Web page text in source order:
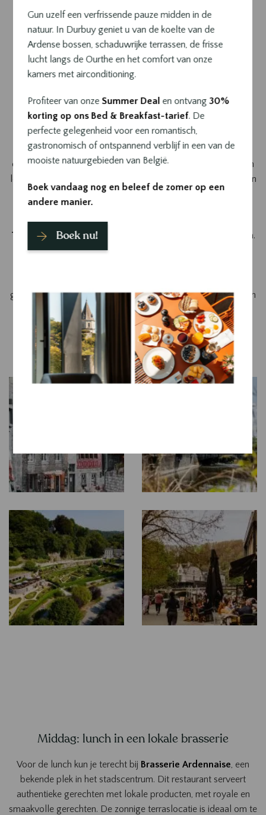
Dag 1: Ontdek het historische
centrum en outdooractiviteiten
Ochtend: wandeling door de oude stad en
bezoek aan het Parc des Topiaires
Begin de dag met een wandeling door het centrum van
Durbuy. Met zijn geplaveide straatjes, stenen huizen en
middeleeuwse sfeer dompelt de stad bezoekers meteen
onder in een tijdloos decor. Neem de tijd om de boetiekjes en
lokale winkeltjes te ontdekken, waar je unieke streekproducten
vindt.
Vervolg de ochtend met een bezoek aan het
Topiaires
, een unieke tuin waar kunst en natuur samenkomen.
Gelegen aan de oevers van de Ourthe, biedt dit park een
genieten van de verrassende vormen, terwijl volwassenen een
prachtig uitzicht op het kasteel van Durbuy hebben.
Middag: lunch in een lokale brasserie
Voor de lunch kun je terecht bij Brasserie Ardennaise, een
bekende plek in het stadscentrum. Dit restaurant serveert
authentieke gerechten met lokale producten, met royale en
smaakvolle gerechten. De zonnige terraslocatie is ideaal om te
Gun uzelf een verfrissende pauze midden in de
natuur. In Durbuy geniet u van de koelte van de
Ardense bossen, schaduwrijke terrassen, de frisse
lucht langs de Ourthe en het comfort van onze
kamers met airconditioning.
Profiteer van onze Summer Deal en ontvang30%
korting op ons Bed & Breakfast-tarief. De
perfecte gelegenheid voor een romantisch,
gastronomisch of ontspannend verblijf in een van de
mooiste natuurgebieden van België.
Boek vandaag nog en beleef de zomer op een
andere manier.
Boek nu!